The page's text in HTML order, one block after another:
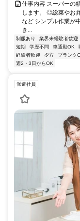
仕事内容 スーパーの
します。 ◎総菜やお
など シンプル作業が
き...
制服あり 業界未経験者歓迎
短期
学歴不問 車通勤OK
経験者歓迎
夕方 ブランク
週2・3日からOK
派遣社員